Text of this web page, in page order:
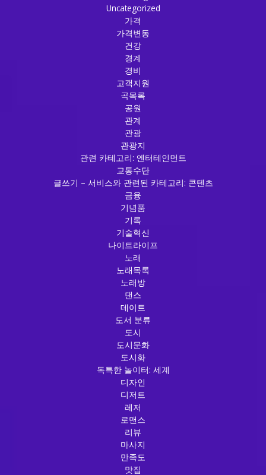
Uncategorized
가격
가격변동
건강
경계
경비
고객지원
곡목록
공원
관계
관광
관광지
관련 카테고리: 엔터테인먼트
교통수단
글쓰기 – 서비스와 관련된 카테고리: 콘텐츠
금융
기념품
기록
기술혁신
나이트라이프
노래
노래목록
노래방
댄스
데이트
도서 분류
도시
도시문화
도시화
독특한 놀이터: 세계
디자인
디저트
레저
로맨스
리뷰
마사지
만족도
맛집